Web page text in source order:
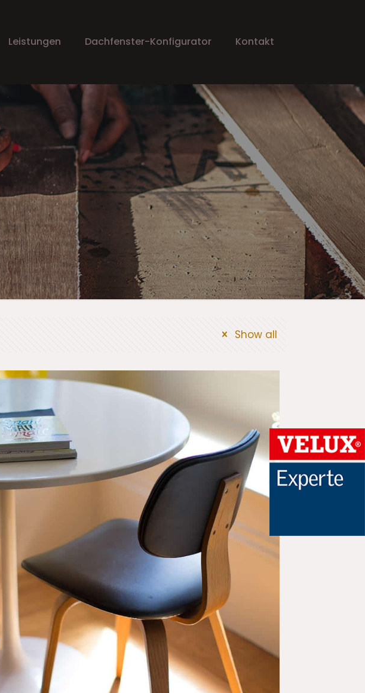
Leistungen Dachfenster-Konfigurator Kontakt
Show all
Quisque placerat a
purus amet